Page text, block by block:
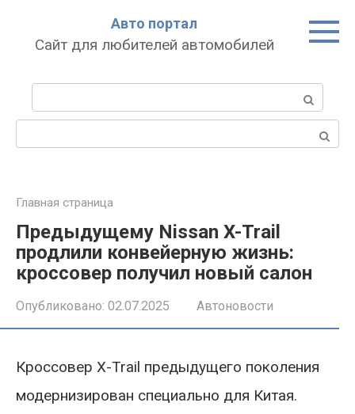
Авто портал
Сайт для любителей автомобилей
Главная страница
Предыдущему Nissan X-Trail
продлили конвейерную жизнь:
кроссовер получил новый салон
Опубликовано: 02.07.2025 Автоновости
Кроссовер X-Trail предыдущего поколения
модернизирован специально для Китая.